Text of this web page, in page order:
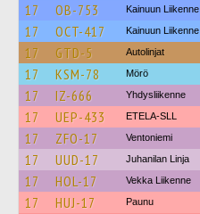
17 OB-753 Kainuun Liikenne
17 OCT-417 Kainuun Liikenne
17 GTD-5 Autolinjat
17 KSM-78 Mörö
17 IZ-666 Yhdysliikenne
17 UEP-433 ETELA-SLL
17 ZFO-17 Ventoniemi
17 UUD-17 Juhanilan Linja
17 HOL-17 Vekka Liikenne
17 HUJ-17 Paunu